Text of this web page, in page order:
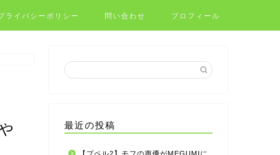
ライバシーポリシー 問い合わせ プロフィール
最近の投稿